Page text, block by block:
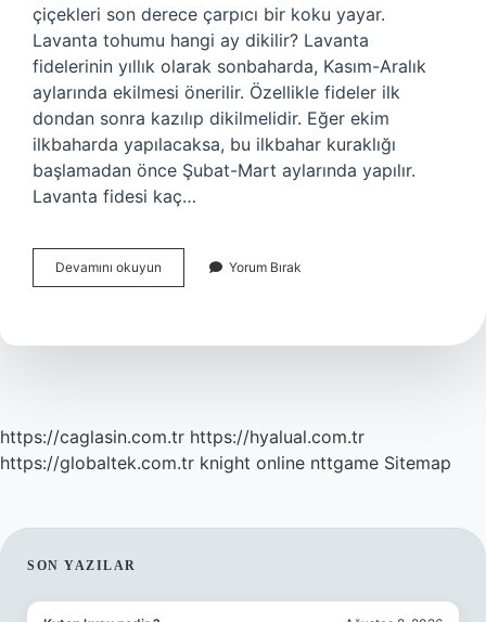
çiçekleri son derece çarpıcı bir koku yayar.
Lavanta tohumu hangi ay dikilir? Lavanta
fidelerinin yıllık olarak sonbaharda, Kasım-Aralık
aylarında ekilmesi önerilir. Özellikle fideler ilk
dondan sonra kazılıp dikilmelidir. Eğer ekim
ilkbaharda yapılacaksa, bu ilkbahar kuraklığı
başlamadan önce Şubat-Mart aylarında yapılır.
Lavanta fidesi kaç…
Devamını okuyun Lavanta
Tohumunu
Yorum Bırak
https://caglasin.com.tr https://hyalual.com.tr
https://globaltek.com.tr knight online nttgame Sitemap
SIDEBAR
SON YAZILAR